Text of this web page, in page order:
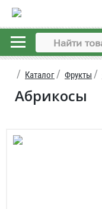
Каталог Фрукты
Абрикосы